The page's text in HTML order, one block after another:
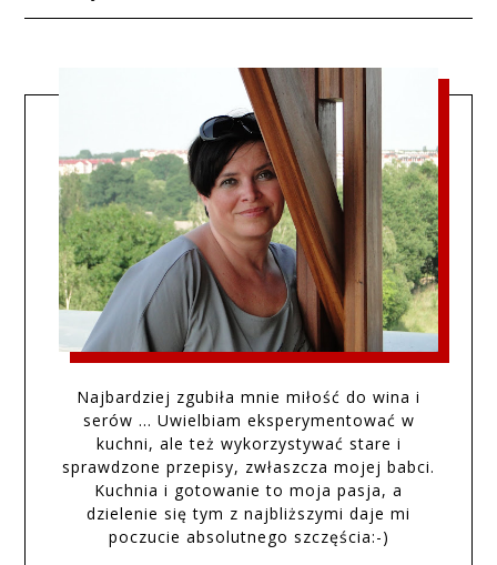
Najbardziej zgubiła mnie miłość do wina i
serów … Uwielbiam eksperymentować w
kuchni, ale też wykorzystywać stare i
sprawdzone przepisy, zwłaszcza mojej babci.
Kuchnia i gotowanie to moja pasja, a
dzielenie się tym z najbliższymi daje mi
poczucie absolutnego szczęścia:-)